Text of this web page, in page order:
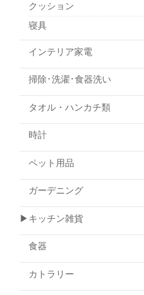
クッション
寝具
インテリア家電
掃除･洗濯･食器洗い
タオル・ハンカチ類
時計
ペット用品
ガーデニング
▶キッチン雑貨
食器
カトラリー